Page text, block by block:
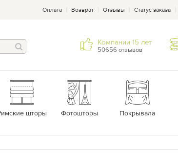
Оплата Возврат Отзывы Статус заказа
Компании 15 лет
50656 отзывов
шторы Фотошторы Покрывала